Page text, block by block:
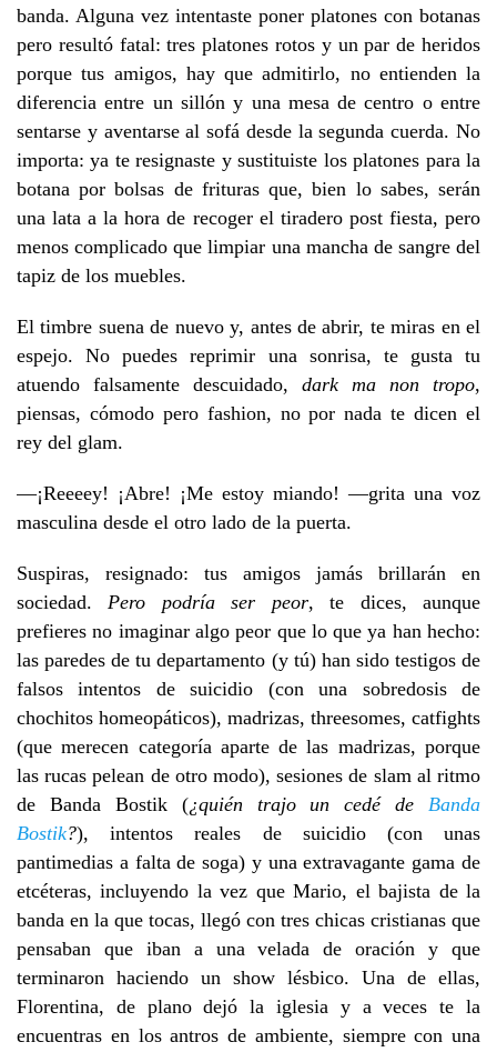
banda. Alguna vez intentaste poner platones con botanas
pero resultó fatal: tres platones rotos y un par de heridos
porque tus amigos, hay que admitirlo, no entienden la
diferencia entre un sillón y una mesa de centro o entre
sentarse y aventarse al sofá desde la segunda cuerda. No
importa: ya te resignaste y sustituiste los platones para la
botana por bolsas de frituras que, bien lo sabes, serán
una lata a la hora de recoger el tiradero post fiesta, pero
menos complicado que limpiar una mancha de sangre del
tapiz de los muebles.
El timbre suena de nuevo y, antes de abrir, te miras en el
espejo. No puedes reprimir una sonrisa, te gusta tu
atuendo falsamente descuidado, dark ma non tropo,
piensas, cómodo pero fashion, no por nada te dicen el
rey del glam.
—¡Reeeey! ¡Abre! ¡Me estoy miando! —grita una voz
masculina desde el otro lado de la puerta.
Suspiras, resignado: tus amigos jamás brillarán en
sociedad.Pero podría ser peor, te dices, aunque
prefieres no imaginar algo peor que lo que ya han hecho:
las paredes de tu departamento (y tú) han sido testigos de
falsos intentos de suicidio (con una sobredosis de
chochitos homeopáticos), madrizas, threesomes, catfights
(que merecen categoría aparte de las madrizas, porque
las rucas pelean de otro modo), sesiones de slam al ritmo
de Banda Bostik (¿quién trajo un cedé de Banda
Bostik?), intentos reales de suicidio (con unas
pantimedias a falta de soga) y una extravagante gama de
etcéteras, incluyendo la vez que Mario, el bajista de la
banda en la que tocas, llegó con tres chicas cristianas que
pensaban que iban a una velada de oración y que
terminaron haciendo un show lésbico. Una de ellas,
Florentina, de plano dejó la iglesia y a veces te la
encuentras en los antros de ambiente, siempre con una